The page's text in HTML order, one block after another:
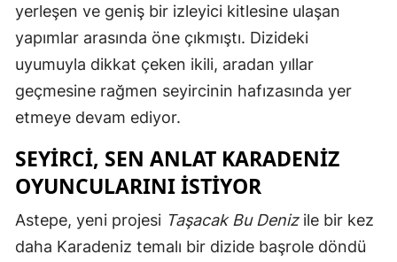
Gaziantep
Gümüşhane
Hatay
Mersin
yerleşen ve geniş bir izleyici kitlesine ulaşan
yapımlar arasında öne çıkmıştı. Dizideki
uyumuyla dikkat çeken ikili, aradan yıllar
geçmesine rağmen seyircinin hafızasında yer
etmeye devam ediyor.
SEYİRCİ, SEN ANLAT KARADENİZ
OYUNCULARINI İSTİYOR
Astepe, yeni projesi Taşacak Bu Denizile bir kez
daha Karadeniz temalı bir dizide başrole döndü